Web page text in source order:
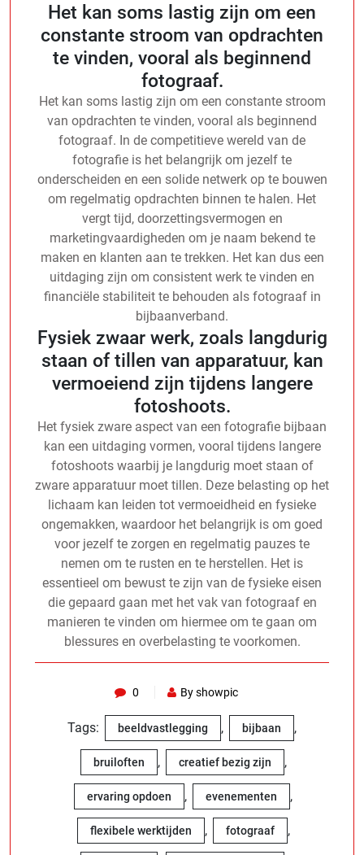
Het kan soms lastig zijn om een
constante stroom van opdrachten
te vinden, vooral als beginnend
fotograaf.
Het kan soms lastig zijn om een constante stroom
van opdrachten te vinden, vooral als beginnend
fotograaf. In de competitieve wereld van de
fotografie is het belangrijk om jezelf te
onderscheiden en een solide netwerk op te bouwen
om regelmatig opdrachten binnen te halen. Het
vergt tijd, doorzettingsvermogen en
marketingvaardigheden om je naam bekend te
maken en klanten aan te trekken. Het kan dus een
uitdaging zijn om consistent werk te vinden en
financiële stabiliteit te behouden als fotograaf in
bijbaanverband.
Fysiek zwaar werk, zoals langdurig
staan of tillen van apparatuur, kan
vermoeiend zijn tijdens langere
fotoshoots.
Het fysiek zware aspect van een fotografie bijbaan
kan een uitdaging vormen, vooral tijdens langere
fotoshoots waarbij je langdurig moet staan of
zware apparatuur moet tillen. Deze belasting op het
lichaam kan leiden tot vermoeidheid en fysieke
ongemakken, waardoor het belangrijk is om goed
voor jezelf te zorgen en regelmatig pauzes te
nemen om te rusten en te herstellen. Het is
essentieel om bewust te zijn van de fysieke eisen
die gepaard gaan met het vak van fotograaf en
manieren te vinden om hiermee om te gaan om
blessures en overbelasting te voorkomen.
0 By showpic
Tags: beeldvastlegging , bijbaan ,
bruiloften , creatief bezig zijn ,
ervaring opdoen , evenementen ,
flexibele werktijden , fotograaf ,